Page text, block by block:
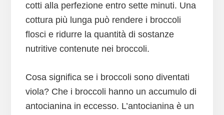
cotti alla perfezione entro sette minuti. Una
cottura più lunga può rendere i broccoli
flosci e ridurre la quantità di sostanze
nutritive contenute nei broccoli.
Cosa significa se i broccoli sono diventati
viola? Che i broccoli hanno un accumulo di
antocianina in eccesso. L’antocianina è un